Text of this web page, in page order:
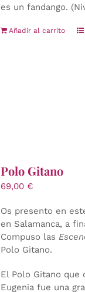
es un fandango.
Añadir al carrito
Polo Gitano
69,00 €
Os presento en
en Salamanca, a
Compuso las
Polo Gitano.
El Polo Gitano que
Eugenia fue una